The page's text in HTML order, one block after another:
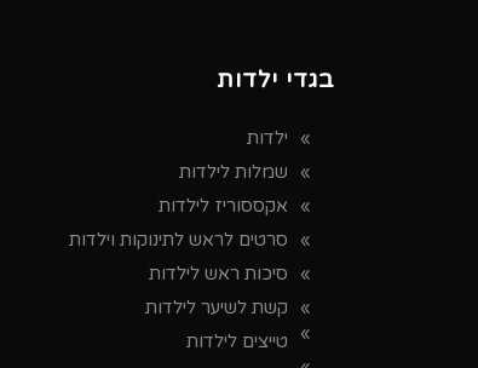
בגדי ילדות
ילדות
שמלות לילדות
אקססוריז לילדות
סרטים לראש לתינוקות וילדות
סיכות ראש לילדות
קשת לשיער לילדות
טייצים לילדות